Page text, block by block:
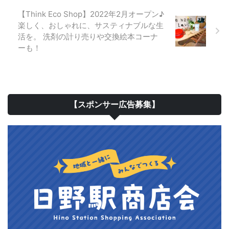
【Think Eco Shop】2022年2月オープン♪
楽しく、おしゃれに、サスティナブルな生
活を。 洗剤の計り売りや交換絵本コーナ
ーも！
【スポンサー広告募集】